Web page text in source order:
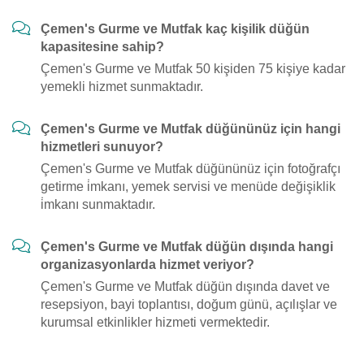
Çemen's Gurme ve Mutfak kaç kişilik düğün
kapasitesine sahip?
Çemen's Gurme ve Mutfak 50 kişiden 75 kişiye kadar
yemekli hizmet sunmaktadır.
Çemen's Gurme ve Mutfak düğününüz için hangi
hizmetleri sunuyor?
Çemen's Gurme ve Mutfak düğününüz için fotoğrafçı
getirme i̇mkanı, yemek servisi ve menüde değişiklik
i̇mkanı sunmaktadır.
Çemen's Gurme ve Mutfak düğün dışında hangi
organizasyonlarda hizmet veriyor?
Çemen's Gurme ve Mutfak düğün dışında davet ve
resepsiyon, bayi toplantısı, doğum günü, açılışlar ve
kurumsal etkinlikler hizmeti vermektedir.